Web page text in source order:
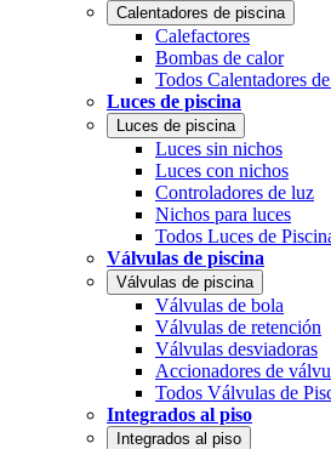
Calentadores de piscina
Calefactores
Bombas de calor
Todos Calentadores
Luces de piscina
Luces de piscina
Luces sin nichos
Luces con nichos
Controladores de luz
Nichos para luces
Todos Luces de
Válvulas de piscina
Válvulas de piscina
Válvulas de bola
Válvulas de retención
Válvulas desviadoras
Accionadores de
Todos Válvulas de
Integrados al piso
Integrados al piso